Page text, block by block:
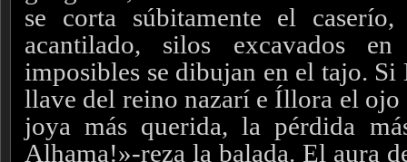
se corta súbitamente el
acantilado, silos excavados
imposibles se dibujan en el tajo.
llave del reino nazarí e Íllora el ojo
joya más querida, la pérdida
Alhama!»-reza la balada. El aura